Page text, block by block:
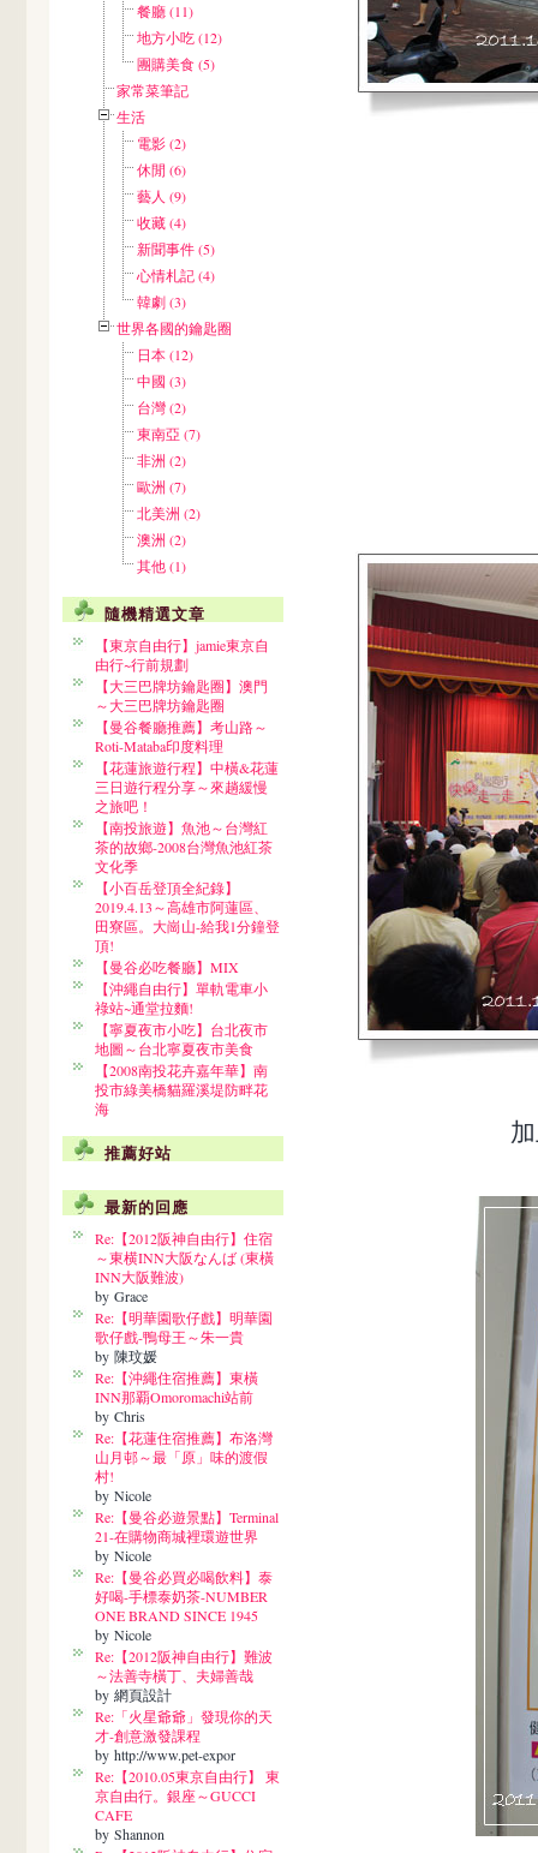
餐廳 (11)
地方小吃 (12)
團購美食 (5)
家常菜筆記
生活
電影 (2)
休閒 (6)
藝人 (9)
收藏 (4)
新聞事件 (5)
心情札記 (4)
韓劇 (3)
世界各國的鑰匙圈
日本 (12)
中國 (3)
台灣 (2)
東南亞 (7)
非洲 (2)
歐洲 (7)
北美洲 (2)
澳洲 (2)
其他 (1)
隨機精選文章
【東京自由行】jamie東京自
由行~行前規劃
【大三巴牌坊鑰匙圈】澳門
～大三巴牌坊鑰匙圈
【曼谷餐廳推薦】考山路～
Roti-Mataba印度料理
【花蓮旅遊行程】中橫&花蓮
三日遊行程分享～來趟緩慢
之旅吧！
【南投旅遊】魚池～台灣紅
茶的故鄉-2008台灣魚池紅茶
文化季
【小百岳登頂全紀錄】
2019.4.13～高雄市阿蓮區、
田寮區。大崗山-給我1分鐘登
頂!
【曼谷必吃餐廳】MIX
【沖繩自由行】單軌電車小
祿站~通堂拉麵!
【寧夏夜市小吃】台北夜市
地圖～台北寧夏夜市美食
【2008南投花卉嘉年華】南
投市綠美橋貓羅溪堤防畔花
海
推薦好站
最新的回應
Re:【2012阪神自由行】住宿
～東横INN大阪なんば (東橫
INN大阪難波)
by Grace
Re:【明華園歌仔戲】明華園
歌仔戲-鴨母王～朱一貴
by 陳玟媛
Re:【沖繩住宿推薦】東橫
INN那覇Omoromachi站前
by Chris
Re:【花蓮住宿推薦】布洛灣
山月邨～最「原」味的渡假
村!
by Nicole
Re:【曼谷必遊景點】Terminal
21-在購物商城裡環遊世界
by Nicole
Re:【曼谷必買必喝飲料】泰
好喝-手標泰奶茶-NUMBER
ONE BRAND SINCE 1945
by Nicole
Re:【2012阪神自由行】難波
～法善寺橫丁、夫婦善哉
by 網頁設計
Re:「火星爺爺」發現你的天
才-創意激發課程
by http://www.pet-expor
Re:【2010.05東京自由行】 東
京自由行。銀座～GUCCI
CAFE
by Shannon